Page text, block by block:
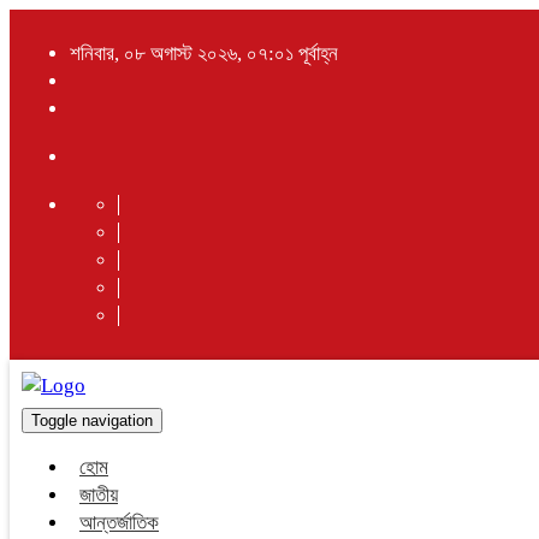
শনিবার, ০৮ অগাস্ট ২০২৬, ০৭:০১ পূর্বাহ্ন
Toggle navigation
হোম
জাতীয়
আন্তর্জাতিক